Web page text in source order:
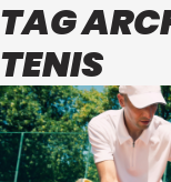
TAG
TENIS